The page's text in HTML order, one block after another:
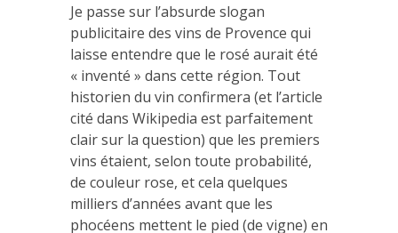
Je passe sur l’absurde slogan
publicitaire des vins de Provence qui
laisse entendre que le rosé aurait été
« inventé » dans cette région. Tout
historien du vin confirmera (et l’article
cité dans Wikipedia est parfaitement
clair sur la question) que les premiers
vins étaient, selon toute probabilité,
de couleur rose, et cela quelques
milliers d’années avant que les
phocéens mettent le pied (de vigne) en